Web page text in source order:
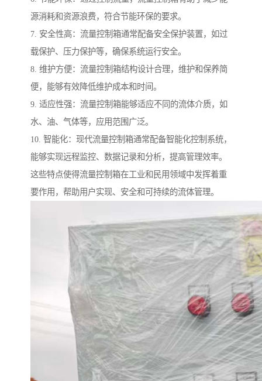
源消耗和资源浪费，符合节能环保的要求。
7. 安全性高：流量控制箱通常配备安全保护装置，如过
载保护、压力保护等，确保系统运行安全。
8. 维护方便：流量控制箱结构设计合理，维护和保养简
便，能够有效降低维护成本和时间。
9. 适应性强：流量控制箱能够适应不同的流体介质，如
水、油、气体等，应用范围广泛。
10. 智能化：现代流量控制箱通常配备智能化控制系统，
能够实现远程监控、数据记录和分析，提高管理效率。
这些特点使得流量控制箱在工业和民用领域中发挥着重
要作用，帮助用户实现、安全和可持续的流体管理。